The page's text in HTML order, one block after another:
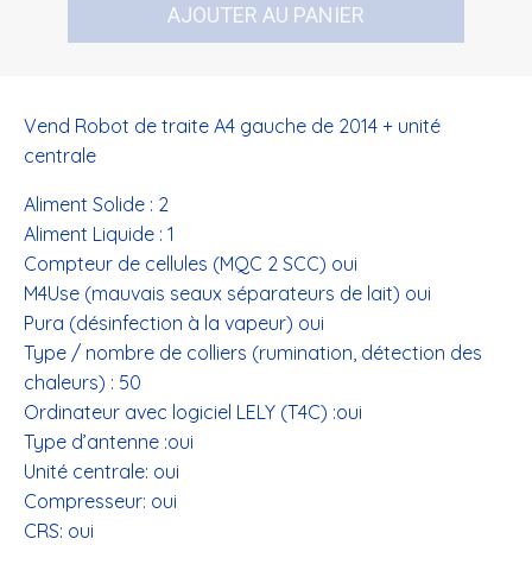
AJOUTER AU PANIER
Vend Robot de traite A4 gauche de 2014 + unité
centrale
Aliment Solide : 2
Aliment Liquide : 1
Compteur de cellules (MQC 2 SCC) oui
M4Use (mauvais seaux séparateurs de lait) oui
Pura (désinfection à la vapeur) oui
Type / nombre de colliers (rumination, détection des
chaleurs) : 50
Ordinateur avec logiciel LELY (T4C) :oui
Type d’antenne :oui
Unité centrale: oui
Compresseur: oui
CRS: oui